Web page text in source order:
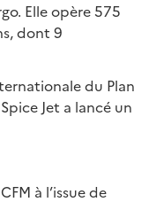
Elle opère 575
dont 9
du Plan
Jet a lancé un
à l’issue de